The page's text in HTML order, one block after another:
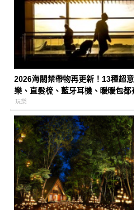
2026海關禁帶物再更新！13種超
樂、直髮梳、藍牙耳機、暖暖包都
萬！注意事項一次看！
玩樂